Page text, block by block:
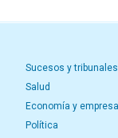
Sucesos y tribunales
Salud
Economía y empresa
Política